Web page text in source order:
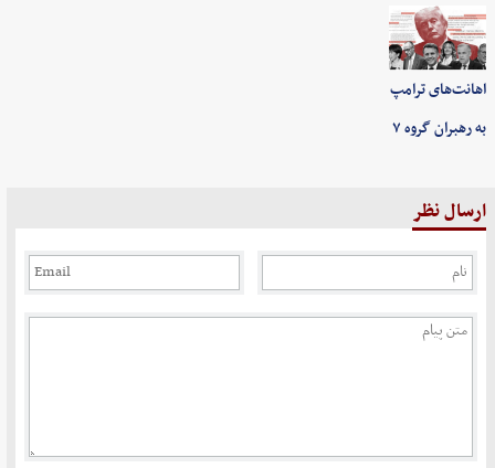
اهانت‌های ترامپ
به رهبران گروه ۷
ارسال نظر